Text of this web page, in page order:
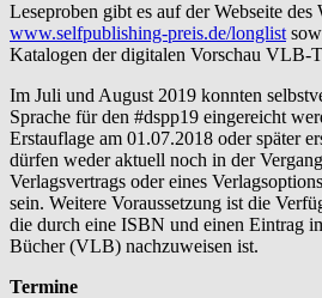
Leseproben gibt es auf der Webseite des
www.selfpublishing-preis.de/longlist
Katalogen der digitalen Vorschau VLB-
Im Juli und August 2019 konnten
Sprache für den #dspp19 eingereicht
Erstauflage am 01.07.2018 oder später
dürfen weder aktuell noch in der
Verlagsvertrags oder eines
sein. Weitere Voraussetzung ist die
die durch eine ISBN und einen Eintrag
Bücher (VLB) nachzuweisen ist.
Termine